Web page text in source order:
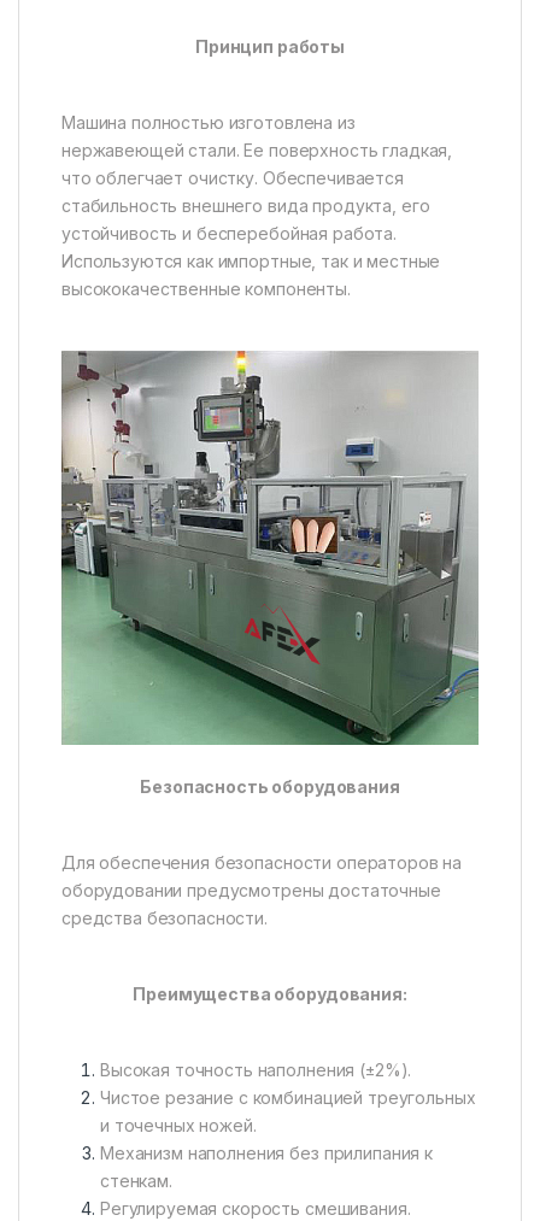
Принцип работы
Машина полностью изготовлена из
нержавеющей стали. Ее поверхность гладкая,
что облегчает очистку. Обеспечивается
стабильность внешнего вида продукта, его
устойчивость и бесперебойная работа.
Используются как импортные, так и местные
высококачественные компоненты.
Безопасность оборудования
Для обеспечения безопасности операторов на
оборудовании предусмотрены достаточные
средства безопасности.
Преимущества оборудования:
Высокая точность наполнения (±2%).
Чистое резание с комбинацией треугольных
и точечных ножей.
Механизм наполнения без прилипания к
стенкам.
Регулируемая скорость смешивания.